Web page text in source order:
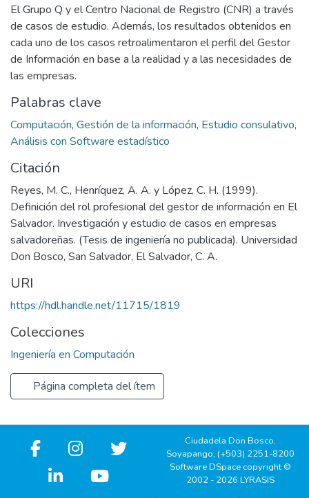
El Grupo Q y el Centro Nacional de Registro (CNR) a través
de casos de estudio. Además, los resultados obtenidos en
cada uno de los casos retroalimentaron el perfil del Gestor
de Información en base a la realidad y a las necesidades de
las empresas.
Palabras clave
Computación, Gestión de la información, Estudio consulativo,
Análisis con Software estadístico
Citación
Reyes, M. C., Henríquez, A. A. y López, C. H. (1999).
Definición del rol profesional del gestor de información en El
Salvador. Investigación y estudio de casos en empresas
salvadoreñas. (Tesis de ingeniería no publicada). Universidad
Don Bosco, San Salvador, El Salvador, C. A.
URI
https://hdl.handle.net/11715/1819
Colecciones
Ingeniería en Computación
Página completa del ítem
Ciudadela Don Bosco,
Soyapango, (+503) 2251-8200
Software DSpace copyright ©
2002 - 2026 LYRASIS